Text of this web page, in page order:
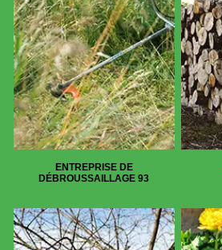
ENTREPRISE DE
DÉBROUSSAILLAGE 93